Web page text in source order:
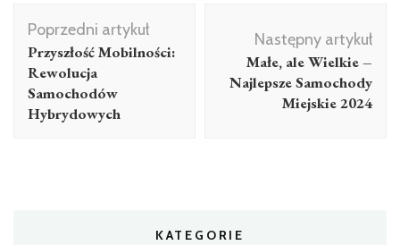
Nawigacja
wpisu
Poprzedni artykuł
Przyszłość Mobilności:
Rewolucja
Samochodów
Hybrydowych
Następny artykuł
Małe, ale Wielkie –
Najlepsze Samochody
Miejskie 2024
KATEGORIE